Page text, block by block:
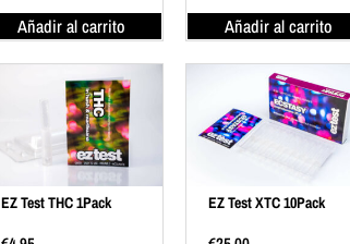
Añadir al carrito Añadir al carrito
EZ Test THC 1Pack EZ Test XTC 10Pack